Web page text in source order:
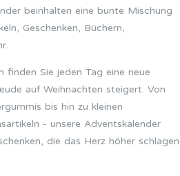
beinhalten eine bunte Mischung
Geschenken, Büchern,
finden Sie jeden Tag eine neue
auf Weihnachten steigert. Von
bis hin zu kleinen
- unsere Adventskalender
die das Herz höher schlagen